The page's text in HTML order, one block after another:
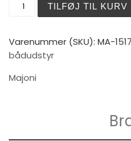
TILFØJ TIL KURV
Varenummer (SKU): MA-
bådudstyr
Majoni